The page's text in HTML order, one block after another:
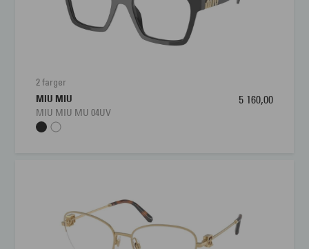
2 farger
MIU MIU
MIU MIU MU 04UV
5 160,00